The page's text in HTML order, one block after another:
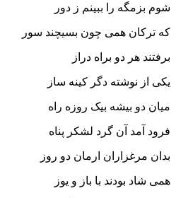
شوم بزمگه را ببینم ز دور
که ترکان همى چون بسیچند سور
برفتند هر دو براه دراز
یکى از نوشته دگر کینه ساز
میان دو بیشه بیک روزه راه
فرود آمد آن گرد لشکر پناه‏
بدان مرغزاران ارمان دو روز
همى شاد بودند با باز و یوز